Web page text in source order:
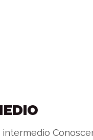
intermedio